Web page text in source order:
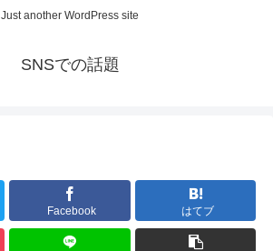
Just another WordPress site
SNSでの話題
Facebook はてブ